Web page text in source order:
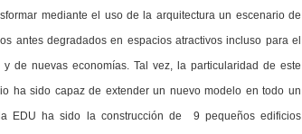
mediante el uso de la arquitectura un escenario de
antes degradados en espacios atractivos incluso para el
de nuevas economías. Tal vez, la particularidad de este
ha sido capaz de extender un nuevo modelo en todo un
EDU ha sido la construcción de 9 pequeños edificios